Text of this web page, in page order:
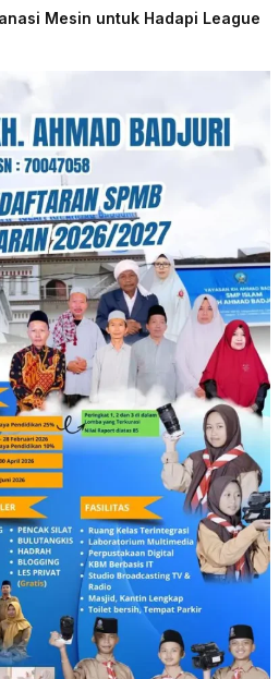
Mesin untuk Hadapi League